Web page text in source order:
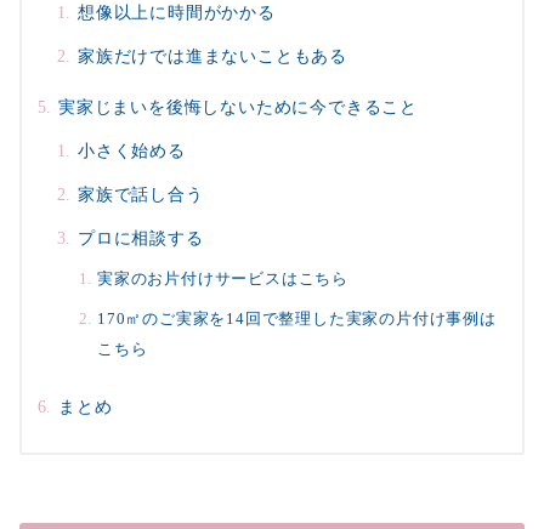
想像以上に時間がかかる
家族だけでは進まないこともある
実家じまいを後悔しないために今できること
小さく始める
家族で話し合う
プロに相談する
実家のお片付けサービスはこちら
170㎡のご実家を14回で整理した実家の片付け事例は
こちら
まとめ